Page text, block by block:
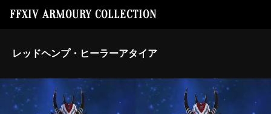
FFXIV ARMOURY COLLECTION
レッドヘンプ・ヒーラーアタイア